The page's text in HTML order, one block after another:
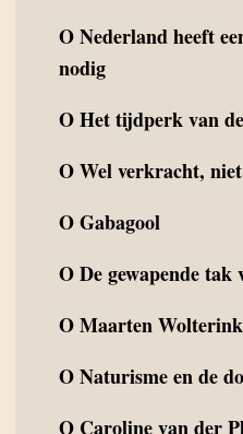
ONederland heeft
nodig
OHet tijdperk van
OWel verkracht,
OGabagool
ODe gewapende tak
OMaarten Wolterink
ONaturisme en de
O Caroline van der